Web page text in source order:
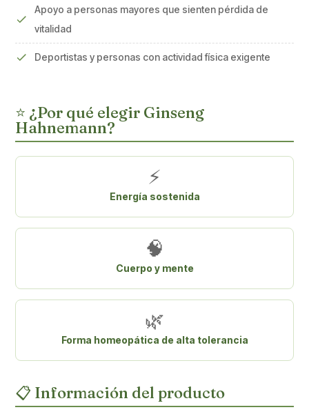
Apoyo a personas mayores que sienten pérdida de
vitalidad
Deportistas y personas con actividad física exigente
⭐ ¿Por qué elegir Ginseng
Hahnemann?
⚡
Energía sostenida
🧠
Cuerpo y mente
🌿
Forma homeopática de alta tolerancia
📋 Información del producto